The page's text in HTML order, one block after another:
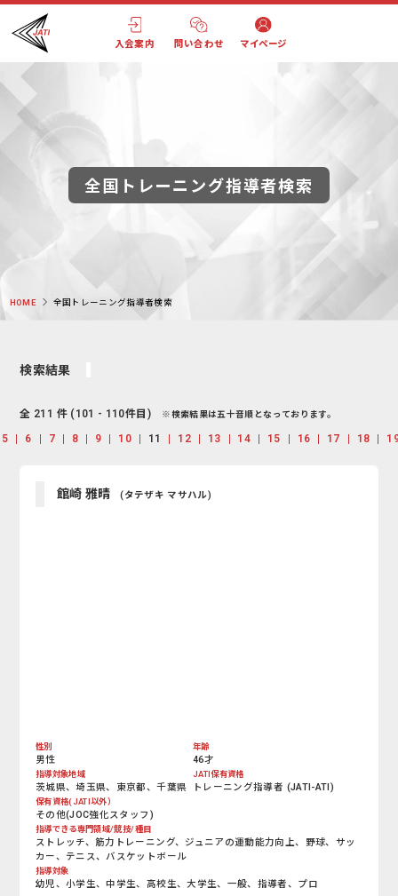
入会案内 問い合わせ マイページ
全国トレーニング指導者検索
HOME 全国トレーニング指導者検索
検索結果
全 211 件 (101 - 110件目) ※検索結果は五十音順となっております。
5 6 7 8 9 10 11 12 13 14 15 16 17 18
館崎 雅晴 (タテザキ マサハル)
性別
男性
年齢
46才
指導対象地域
茨城県、埼玉県、東京都、千葉県
JATI保有資格
トレーニング指導者 (JATI-ATI)
保有資格(JATI以外）
その他(JOC強化スタッフ)
指導できる専門領域/競技/種目
ストレッチ、筋力トレーニング、ジュニアの運動能力向上、野球、サッ
カー、テニス、バスケットボール
指導対象
幼児、小学生、中学生、高校生、大学生、一般、指導者、プロ